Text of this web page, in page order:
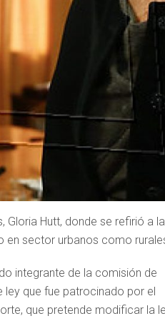
Hutt, donde se refirió a la
en sector urbanos como
integrante de la comisión de
ley que fue patrocinado por el
que pretende modificar la